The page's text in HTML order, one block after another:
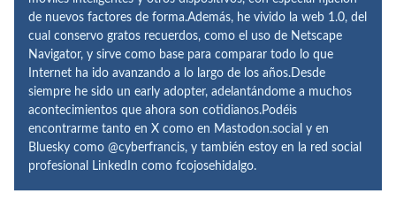
de nuevos factores de forma.Además, he vivido la web 1.0, del
cual conservo gratos recuerdos, como el uso de Netscape
Navigator, y sirve como base para comparar todo lo que
Internet ha ido avanzando a lo largo de los años.Desde
siempre he sido un early adopter, adelantándome a muchos
acontecimientos que ahora son cotidianos.Podéis
encontrarme tanto en X como en Mastodon.social y en
Bluesky como @cyberfrancis, y también estoy en la red social
profesional LinkedIn como fcojosehidalgo.